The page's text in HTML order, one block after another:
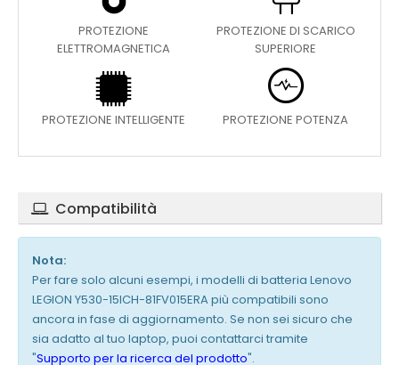
PROTEZIONE
ELETTROMAGNETICA
PROTEZIONE DI SCARICO
SUPERIORE
PROTEZIONE INTELLIGENTE PROTEZIONE POTENZA
Compatibilità
Nota:
Per fare solo alcuni esempi, i modelli di batteria Lenovo
LEGION Y530-15ICH-81FV015ERA più compatibili sono
ancora in fase di aggiornamento. Se non sei sicuro che
sia adatto al tuo laptop, puoi contattarci tramite
"Supporto per la ricerca del prodotto".